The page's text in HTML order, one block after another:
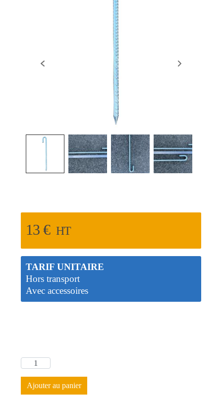
13€ HT
TARIF UNITAIRE
Hors transport
Avec accessoires
Ajouter au panier